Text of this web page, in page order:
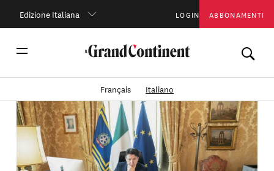
Edizione Italiana LOGIN ABBONAMENTI
Français Italiano